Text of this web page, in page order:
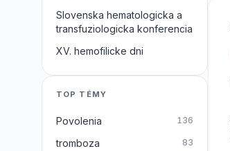
Slovenska hematologicka a
transfuziologicka konferencia
XV. hemofilicke dni
TOP TÉMY
Povolenia 136
tromboza 83